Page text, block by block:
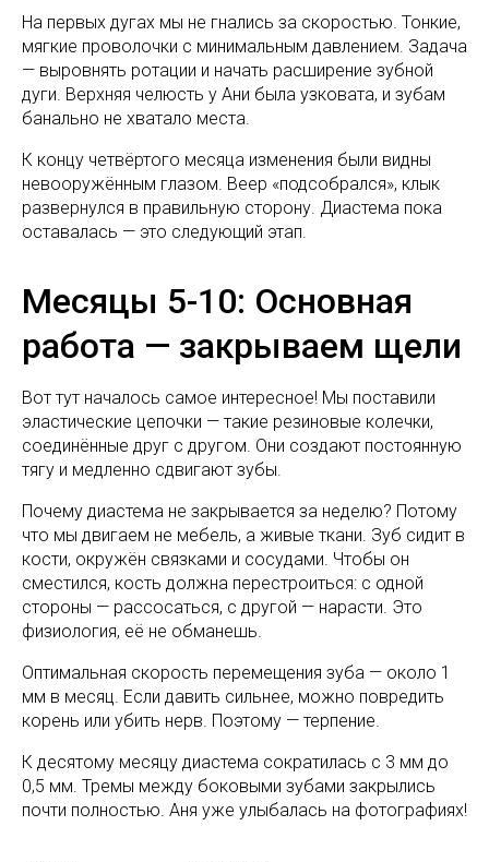
На первых дугах мы не гнались за скоростью. Тонкие,
мягкие проволочки с минимальным давлением. Задача
— выровнять ротации и начать расширение зубной
дуги. Верхняя челюсть у Ани была узковата, и зубам
банально не хватало места.
К концу четвёртого месяца изменения были видны
невооружённым глазом. Веер «подсобрался», клык
развернулся в правильную сторону. Диастема пока
оставалась — это следующий этап.
Месяцы 5-10: Основная
работа — закрываем щели
Вот тут началось самое интересное! Мы поставили
эластические цепочки — такие резиновые колечки,
соединённые друг с другом. Они создают постоянную
тягу и медленно сдвигают зубы.
Почему диастема не закрывается за неделю? Потому
что мы двигаем не мебель, а живые ткани. Зуб сидит в
кости, окружён связками и сосудами. Чтобы он
сместился, кость должна перестроиться: с одной
стороны — рассосаться, с другой — нарасти. Это
физиология, её не обманешь.
Оптимальная скорость перемещения зуба — около 1
мм в месяц. Если давить сильнее, можно повредить
корень или убить нерв. Поэтому — терпение.
К десятому месяцу диастема сократилась с 3 мм до
0,5 мм. Тремы между боковыми зубами закрылись
почти полностью. Аня уже улыбалась на фотографиях!